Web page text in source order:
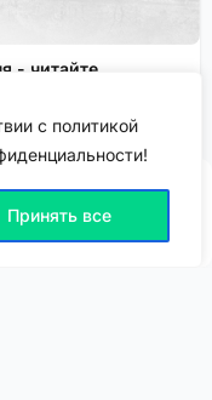
с политикой
Принять все
- читайте